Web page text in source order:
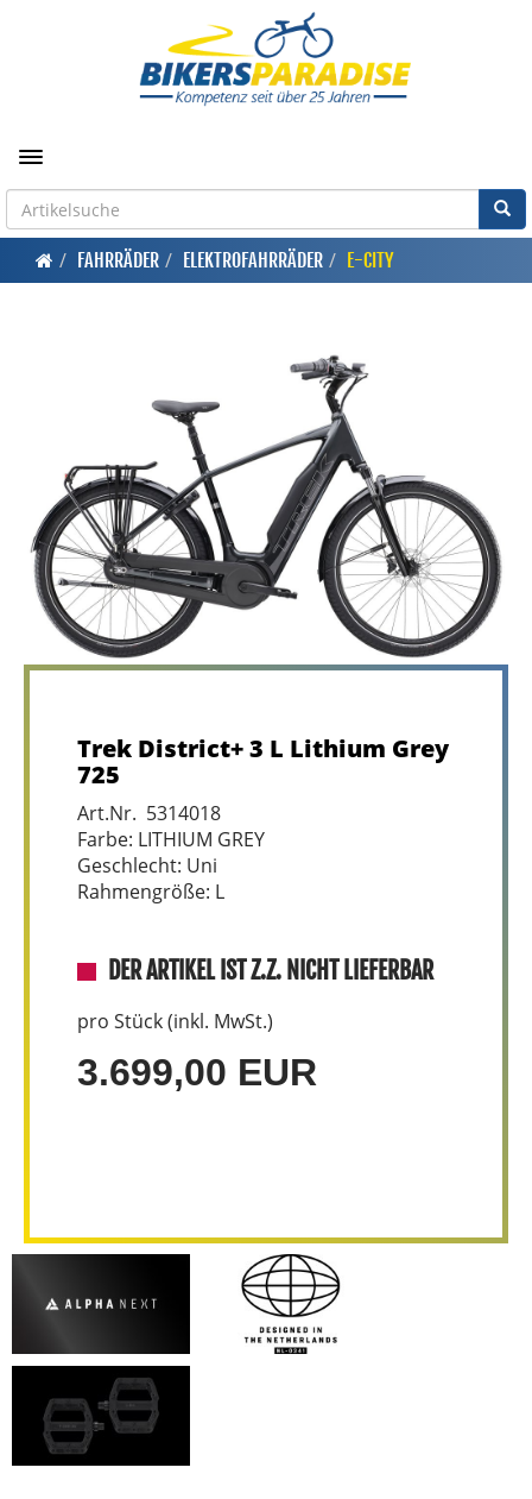
Toggle navigation
FAHRRÄDER ELEKTROFAHRRÄDER E-CITY
Trek District+ 3 L Lithium Grey
725
Art.Nr. 5314018
Farbe: LITHIUM GREY
Geschlecht: Uni
Rahmengröße: L
DER ARTIKEL IST Z.Z. NICHT LIEFERBAR
pro Stück (inkl. MwSt.)
3.699,00 EUR